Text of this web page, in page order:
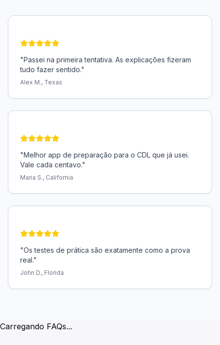
"Passei na primeira tentativa. As explicações fizeram
tudo fazer sentido."
Alex M., Texas
"Melhor app de preparação para o CDL que já usei.
Vale cada centavo."
Maria S., California
"Os testes de prática são exatamente como a prova
real."
John D., Florida
Perguntas Frequentes
Carregando FAQs...